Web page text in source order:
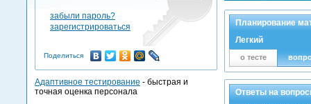
Планирование
Легкий
о тесте
Ответы на
забыли пароль?
зарегистрироваться
Поделиться
Адаптивное тестирование - быстрая и
точная оценка персонала